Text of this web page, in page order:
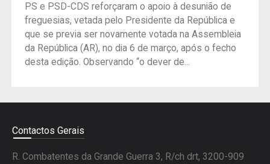
PS e PSD-CDS reforçaram o apoio à desunião de
freguesias, vetada pelo Presidente da República e
que se previa ser novamente votada na Assembleia
da República (AR), no dia 6 de março, após o fecho
desta edição. Observando “o dever de...
Contactos Gerais
R. Combatentes da Grande Guerra 3, R/ch drt, 3200-909